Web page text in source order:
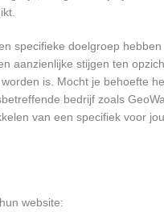
specifieke doelgroep
aanzienlijke stijgen ten
is. Mocht je behoefte
bedrijf zoals
van een specifiek voor
website: